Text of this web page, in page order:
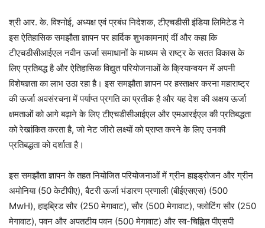
श्री आर. के. विश्नोई, अध्यक्ष एवं प्रबंध निदेशक, टीएचडीसी इंडिया लिमिटेड ने
इस ऐतिहासिक समझौता ज्ञापन पर हार्दिक शुभकामनाएं दीं और कहा कि
टीएचडीसीआईएल नवीन ऊर्जा समाधानों के माध्यम से राष्ट्र के सतत विकास के
लिए प्रतिबद्ध है और ऐतिहासिक विद्युत परियोजनाओं के क्रियान्वयन में अपनी
विशेषज्ञता का लाभ उठा रहा है। इस समझौता ज्ञापन पर हस्ताक्षर करना महाराष्ट्र
की ऊर्जा अवसंरचना में पर्याप्त प्रगति का प्रतीक है और यह देश की अक्षय ऊर्जा
क्षमताओं को आगे बढ़ाने के लिए टीएचडीसीआईएल और एमआरईएल की प्रतिबद्धता
को रेखांकित करता है, जो नेट जीरो लक्ष्यों को प्राप्त करने के लिए उनकी
प्रतिबद्धता को दर्शाता है।
इस समझौता ज्ञापन के तहत नियोजित परियोजनाओं में ग्रीन हाइड्रोजन और ग्रीन
अमोनिया (50 केटीपीए), बैटरी ऊर्जा भंडारण प्रणाली (बीईएसएस) (500
MwH), हाइब्रिड सौर (250 मेगावाट), सौर (500 मेगावाट), फ्लोटिंग सौर (250
मेगावाट), पवन और अपतटीय पवन (500 मेगावाट) और स्व-चिह्नित पीएसपी